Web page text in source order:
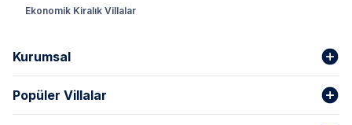
Ekonomik Kiralık Villalar
Kurumsal
Hakkımızda
Popüler Villalar